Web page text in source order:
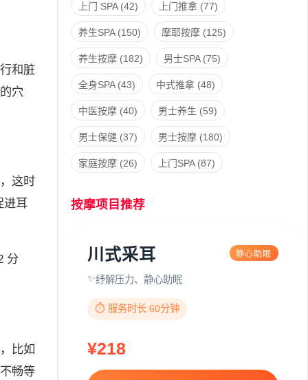
和脏
穴
这时
进耳
分
比如
畅等
上门 SPA(42) 上门推拿(77)
养生SPA(150) 摩耶按摩(125)
养生按摩(182) 男士SPA(75)
全身SPA(43) 中式推拿(48)
中医按摩(40) 男士养生 (59)
男士保健(37) 男士按摩(180)
家庭按摩(26) 上门SPA(87)
按摩项目推荐
川式采耳 静心助眠
纾解压力、静心助眠
⏱️ 服务时长 60分钟
¥218